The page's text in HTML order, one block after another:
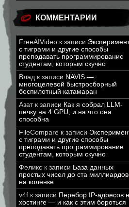
КОММЕНТАРИИ
FreeAIVideo к записи
с тиграми и другие способы
преподавать программирование
студентам, которым скучно
Влад к записи NAVIS —
многоцелевой быстросборный
беспилотный катамаран
Азатк записи Как я собрал LLM-
печку на 4 GPU, и на что она
способна
FileCompare к записи
с тиграми и другие способы
преподавать программирование
студентам, которым скучно
Феликс к записи База данных
простых чисел до ста миллиардов
на коленке
v4f к записи Перебор IP-адресов
хостинге — и как с этим бороться